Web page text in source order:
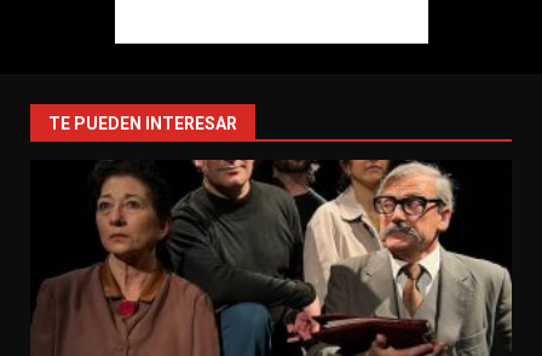
TE PUEDEN INTERESAR